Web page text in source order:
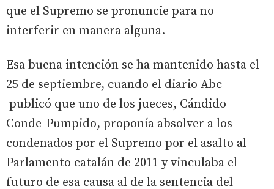
que el Supremo se pronuncie para no
interferir en manera alguna.
Esa buena intención se ha mantenido hasta el
25 de septiembre, cuando el diario Abc
publicó que uno de los jueces, Cándido
Conde-Pumpido, proponía absolver a los
condenados por el Supremo por el asalto al
Parlamento catalán de 2011 y vinculaba el
futuro de esa causa al de la sentencia del